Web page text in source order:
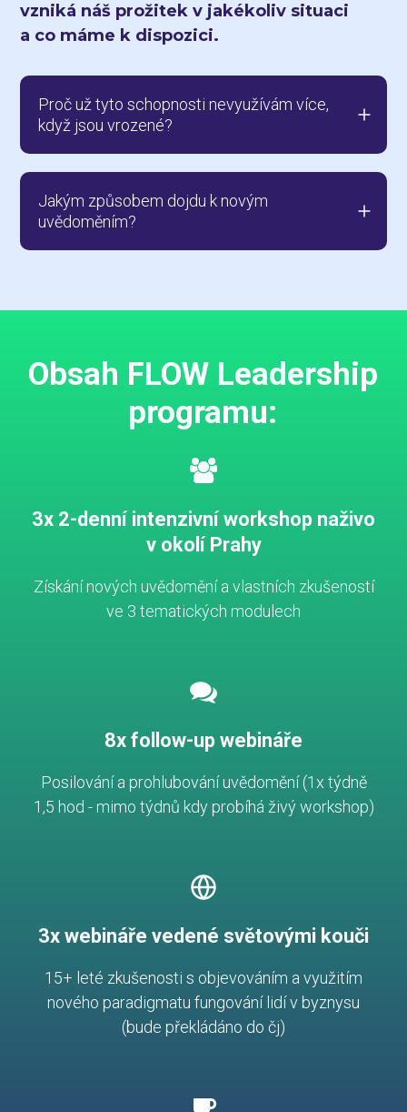
vzniká náš prožitek v jakékoliv situaci
a co máme k dispozici.
Proč už tyto schopnosti nevyužívám více,
když jsou vrozené?
Jakým způsobem dojdu k novým
uvědoměním?
Obsah FLOW Leadership
programu:
3x 2-denní intenzivní workshop naživo
v okolí Prahy
Získání nových uvědomění a vlastních zkušeností
ve 3 tematických modulech
8x follow-up webináře
Posilování a prohlubování uvědomění (1x týdně
1,5 hod - mimo týdnů kdy probíhá živý workshop)
3x webináře vedené světovými kouči
15+ leté zkušenosti s objevováním a využitím
nového paradigmatu fungování lidí v byznysu
(bude překládáno do čj)